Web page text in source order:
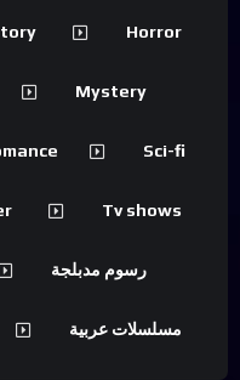
Horror
Mystery
Sci-fi
Tv shows
رسوم مدبلجة
مسلسلات عربية